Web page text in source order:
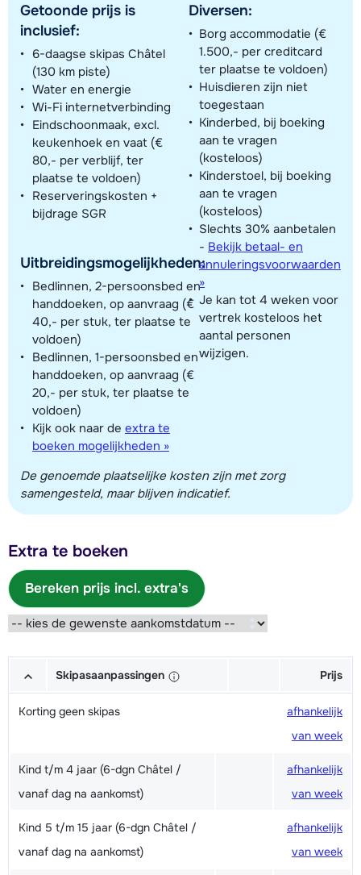
Getoonde prijs is
inclusief:
6-daagse skipas Châtel
(130 km piste)
Water en energie
Wi-Fi internetverbinding
Eindschoonmaak, excl.
keukenhoek en vaat (€
80,- per verblijf, ter
plaatse te voldoen)
Reserveringskosten +
bijdrage SGR
Uitbreidingsmogelijkheden:
Bedlinnen, 2-persoonsbed en
handdoeken, op aanvraag (€
40,- per stuk, ter plaatse te
voldoen)
Bedlinnen, 1-persoonsbed en
handdoeken, op aanvraag (€
20,- per stuk, ter plaatse te
voldoen)
Kijk ook naar de extra te
boeken mogelijkheden »
Diversen:
Borg accommodatie (€
1.500,- per creditcard
ter plaatse te voldoen)
Huisdieren zijn niet
toegestaan
Kinderbed, bij boeking
aan te vragen
(kosteloos)
Kinderstoel, bij boeking
aan te vragen
(kosteloos)
Slechts 30% aanbetalen
- Bekijk betaal- en
annuleringsvoorwaarden
»
Je kan tot 4 weken voor
vertrek kosteloos het
aantal personen
wijzigen.
De genoemde plaatselijke kosten zijn met zorg
samengesteld, maar blijven indicatief.
Extra te boeken
Bereken prijs incl. extra's
Skipasaanpassingen Prijs
Korting geen skipas
afhankelijk
van week
Kind t/m 4 jaar (6-dgn Châtel /
vanaf dag na aankomst)
afhankelijk
van week
Kind 5 t/m 15 jaar (6-dgn Châtel /
vanaf dag na aankomst)
afhankelijk
van week